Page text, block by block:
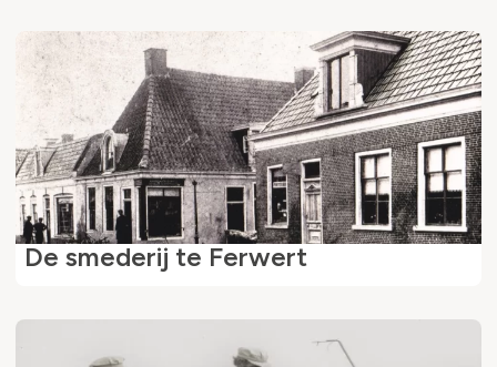
De smederij te Ferwert